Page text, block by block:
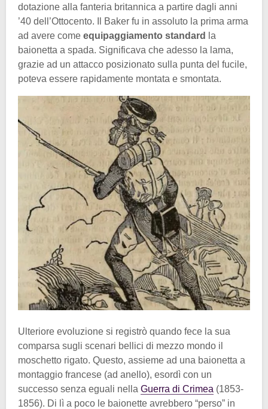
dotazione alla fanteria britannica a partire dagli anni
’40 dell’Ottocento. Il Baker fu in assoluto la prima arma
ad avere come equipaggiamento standard
la
baionetta a spada. Significava che adesso la lama,
grazie ad un attacco posizionato sulla punta del fucile,
poteva essere rapidamente montata e smontata.
Ulteriore evoluzione si registrò quando fece la sua
comparsa sugli scenari bellici di mezzo mondo il
moschetto rigato. Questo, assieme ad una baionetta a
montaggio francese (ad anello), esordì con un
successo senza eguali nella Guerra di Crimea (1853-
1856). Di lì a poco le baionette avrebbero “perso” in